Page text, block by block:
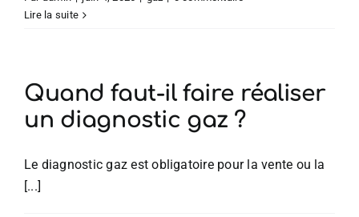
Lire la suite
Quand faut-il faire réaliser
un diagnostic gaz ?
Le diagnostic gaz est obligatoire pour la vente ou la
[...]